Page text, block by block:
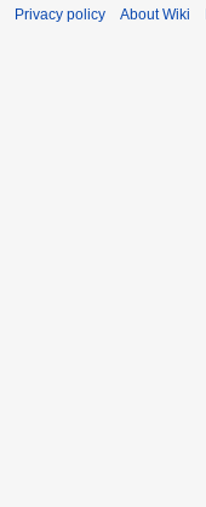
Privacy policy About Wiki